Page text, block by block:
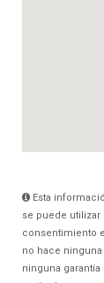
Esta
se puede
consentimiento
no hace
ninguna